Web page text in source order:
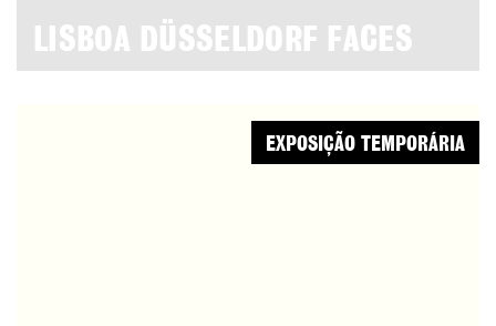
LISBOA DÜSSELDORF FACES
EXPOSIÇÃO TEMPORÁRIA